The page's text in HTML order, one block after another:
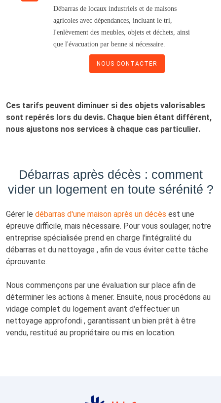
Débarras de locaux industriels et de maisons
agricoles avec dépendances, incluant le tri,
l'enlèvement des meubles, objets et déchets, ainsi
que l'évacuation par benne si nécessaire.
NOUS CONTACTER
Ces tarifs peuvent diminuer si des objets valorisables
sont repérés lors du devis. Chaque bien étant différent,
nous ajustons nos services à chaque cas particulier.
Débarras après décès : comment
vider un logement en toute sérénité ?
Gérer le débarras d'une maison après un décès est une
épreuve difficile, mais nécessaire. Pour vous soulager, notre
entreprise spécialisée prend en charge l'intégralité du
débarras et du nettoyage , afin de vous éviter cette tâche
éprouvante.
Nous commençons par une évaluation sur place afin de
déterminer les actions à mener. Ensuite, nous procédons au
vidage complet du logement avant d'effectuer un
nettoyage approfondi , garantissant un bien prêt à être
vendu, restitué au propriétaire ou mis en location.